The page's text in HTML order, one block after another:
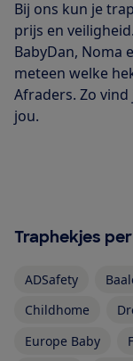
Bij ons kun je
prijs en
BabyDan, Noma
meteen welke
Afraders. Zo
jou.
Traphekjes
ADSafety
Childhome
Europe Baby